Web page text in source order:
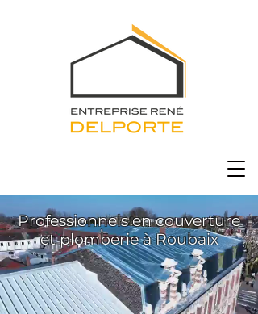
Professionnels en couverture
et plomberie à Roubaix